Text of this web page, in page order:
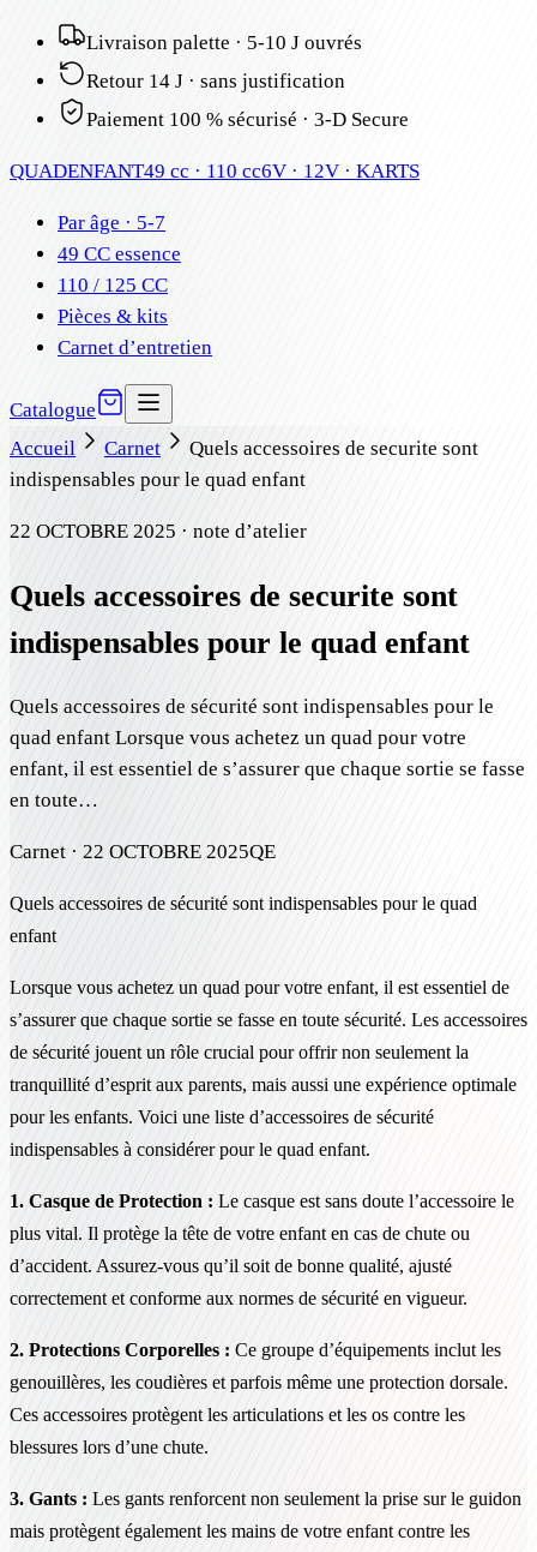
Livraison palette · 5-10 J ouvrés
Retour 14 J · sans justification
Paiement 100 % sécurisé · 3-D Secure
QUADENFANT49 cc · 110 cc6V · 12V · KARTS
Par âge · 5-7
49 CC essence
110 / 125 CC
Pièces & kits
Carnet d’entretien
Catalogue
Accueil
Carnet
Quels accessoires de securite sont
indispensables pour le quad enfant
22 OCTOBRE 2025 · note d’atelier
Quels accessoires de securite sont
indispensables pour le quad enfant
Quels accessoires de sécurité sont indispensables pour le
quad enfant Lorsque vous achetez un quad pour votre
enfant, il est essentiel de s’assurer que chaque sortie se fasse
en toute…
Carnet · 22 OCTOBRE 2025QE
Quels accessoires de sécurité sont indispensables pour le quad
enfant
Lorsque vous achetez un quad pour votre enfant, il est essentiel de
s’assurer que chaque sortie se fasse en toute sécurité. Les accessoires
de sécurité jouent un rôle crucial pour offrir non seulement la
tranquillité d’esprit aux parents, mais aussi une expérience optimale
pour les enfants. Voici une liste d’accessoires de sécurité
indispensables à considérer pour le quad enfant.
1. Casque de Protection : Le casque est sans doute l’accessoire le
plus vital. Il protège la tête de votre enfant en cas de chute ou
d’accident. Assurez-vous qu’il soit de bonne qualité, ajusté
correctement et conforme aux normes de sécurité en vigueur.
2. Protections Corporelles : Ce groupe d’équipements inclut les
genouillères, les coudières et parfois même une protection dorsale.
Ces accessoires protègent les articulations et les os contre les
blessures lors d’une chute.
3. Gants : Les gants renforcent non seulement la prise sur le guidon
mais protègent également les mains de votre enfant contre les